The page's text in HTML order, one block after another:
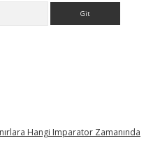
Hangi Imparator Zamanında